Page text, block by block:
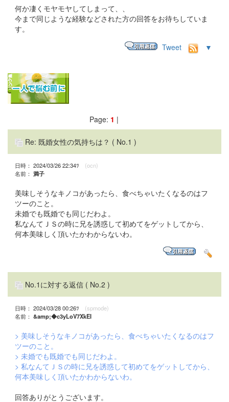
何か凄くモヤモヤしてしまって、、
今まで同じような経験などされた方の回答をお待ちしていま
す。
Tweet
▼
Page: 1 |
Re: 既婚女性の気持ちは？ ( No.1 )
日時： 2024/03/26 22:34ﾂ (ocn)
名前： 満子
美味しそうなキノコがあったら、食べちゃいたくなるのはフ
ツーのこと。
未婚でも既婚でも同じだわよ。
私なんてＪＳの時に兄を誘惑して初めてをゲットしてから、
何本美味しく頂いたかわからないわ。
No.1に対する返信 ( No.2 )
日時： 2024/03/28 00:26ﾂ (spmode)
名前： &amp;◆c3yLoV7XkEI
> 美味しそうなキノコがあったら、食べちゃいたくなるのはフ
ツーのこと。
> 未婚でも既婚でも同じだわよ。
> 私なんてＪＳの時に兄を誘惑して初めてをゲットしてから、
何本美味しく頂いたかわからないわ。
回答ありがとうございます。